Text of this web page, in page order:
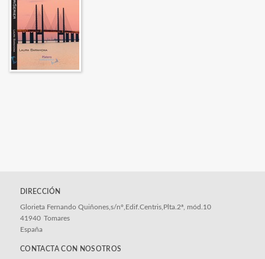
DIRECCIÓN
Glorieta Fernando Quiñones,s/nº,Edif.Centris,Plta.2ª, mód.10
41940 Tomares
España
CONTACTA CON NOSOTROS